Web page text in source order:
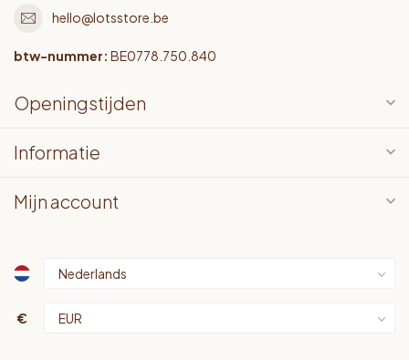
hello@lotsstore.be
btw-nummer: BE0778.750.840
Openingstijden
Informatie
Mijn account
€